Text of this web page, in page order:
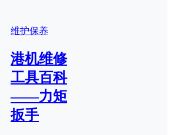
维护保养
港机维修
工具百科
——力矩
扳手